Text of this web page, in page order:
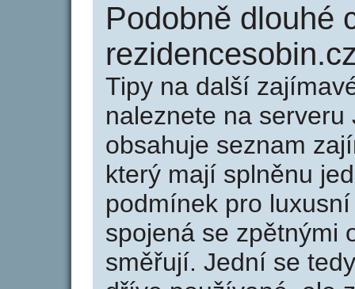
Podobně dlouhé
Tipy na další
naleznete na serveru
obsahuje seznam
který mají splněnu
podmínek pro
spojená se zpětnými
směřují. Jední se